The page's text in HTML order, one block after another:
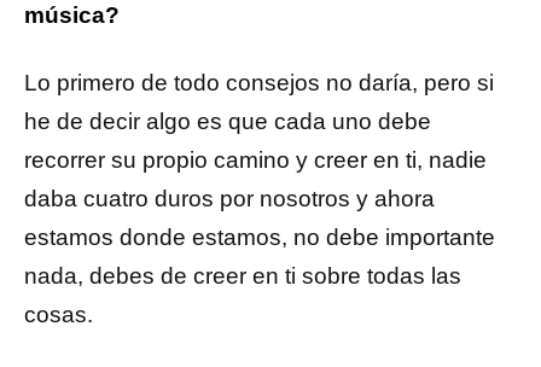
música?
Lo primero de todo consejos no daría, pero si
he de decir algo es que cada uno debe
recorrer su propio camino y creer en ti, nadie
daba cuatro duros por nosotros y ahora
estamos donde estamos, no debe importante
nada, debes de creer en ti sobre todas las
cosas.